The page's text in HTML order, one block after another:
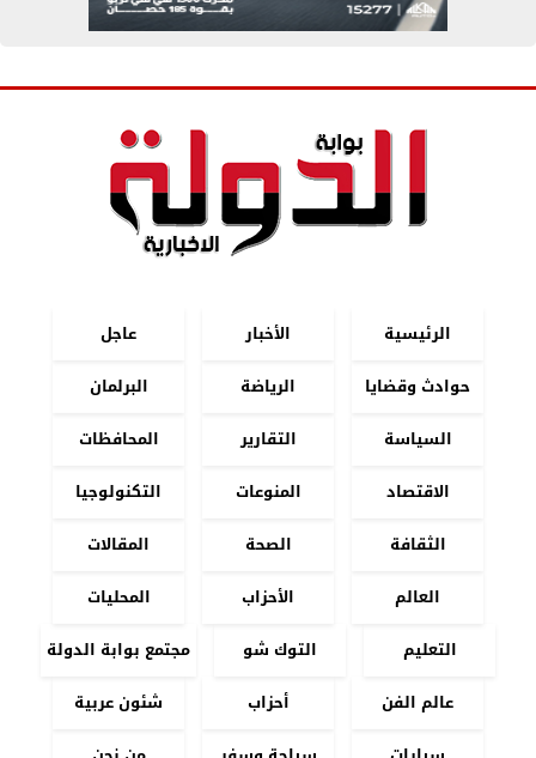
الرئيسية الأخبار
عاجل
حوادث وقضايا
الرياضة
البرلمان
السياسة
التقارير
المحافظات
الاقتصاد
المنوعات
التكنولوجيا
الثقافة
الصحة
المقالات
العالم
الأحزاب
المحليات
التعليم
التوك شو
مجتمع بوابة الدولة
عالم الفن
أحزاب
شئون عربية